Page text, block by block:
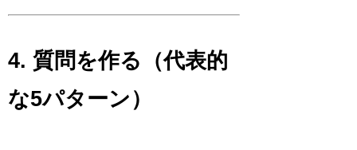
4. 質問を作る（代表的
な5パターン）